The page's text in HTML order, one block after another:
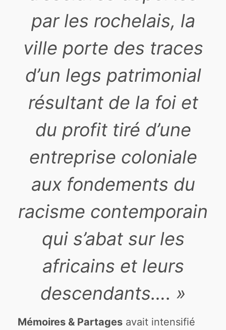
par les rochelais, la
ville porte des traces
d’un legs patrimonial
résultant de la foi et
du profit tiré d’une
entreprise coloniale
aux fondements du
racisme contemporain
qui s’abat sur les
africains et leurs
descendants…. »
Mémoires & Partages avait intensifié